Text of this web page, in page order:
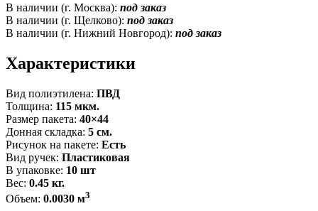
В наличии (г. Москва): под заказ
В наличии (г. Щелково): под заказ
В наличии (г. Нижний Новгород): под заказ
Характеристики
Вид полиэтилена: ПВД
Толщина: 115 мкм.
Размер пакета: 40×44
Донная складка: 5 см.
Рисунок на пакете: Есть
Вид ручек: Пластиковая
В упаковке: 10 шт
Вес: 0.45 кг.
Объем: 0.0030 м3